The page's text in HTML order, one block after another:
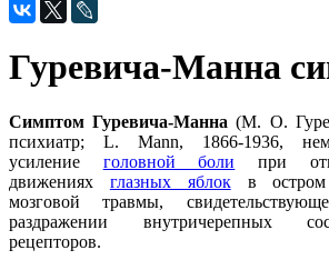
Гуревича-Манна
Симптом Гуревича-Манна(М. О.
психиатр; L. Mann, 1866-1936,
усиление головной боли при
движениях глазных яблокв остром
мозговой травмы,
раздражении внутричерепных
рецепторов.